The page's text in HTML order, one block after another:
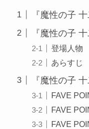
『魔性の子
『魔性の子
登場人物
あらすじ
『魔性の子
FAVE
FAVE
FAVE